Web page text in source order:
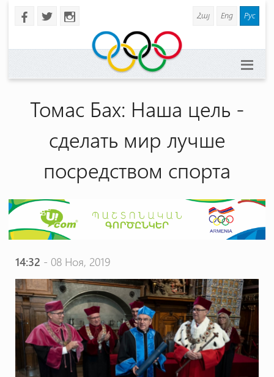
b a x Հայ Eng Рус
Томас Бах: Наша цель -
сделать мир лучше
посредством спорта
14:32 - 08 Ноя, 2019